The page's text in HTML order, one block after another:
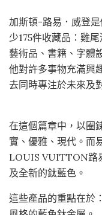
加斯頓-路易．威登
少175件收藏品：雞
藝術品、書籍、字體
他對許多事物充滿興
去同時專注於未來及
在這個篇章中，以圈
實、優雅、現代。而
LOUIS VUITTON路
及全新的鈦藍色。
這些產品的重點在於